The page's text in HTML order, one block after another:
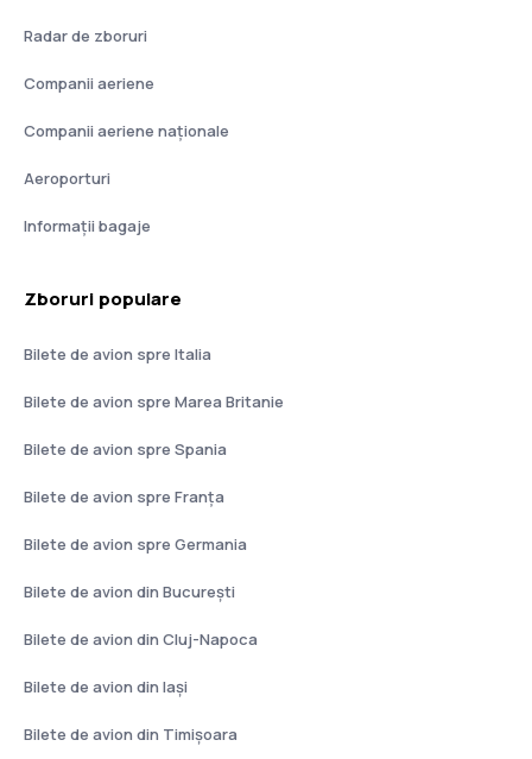
Radar de zboruri
Companii aeriene
Companii aeriene naţionale
Aeroporturi
Informații bagaje
Zboruri populare
Bilete de avion spre Italia
Bilete de avion spre Marea Britanie
Bilete de avion spre Spania
Bilete de avion spre Franţa
Bilete de avion spre Germania
Bilete de avion din București
Bilete de avion din Cluj-Napoca
Bilete de avion din Iași
Bilete de avion din Timișoara